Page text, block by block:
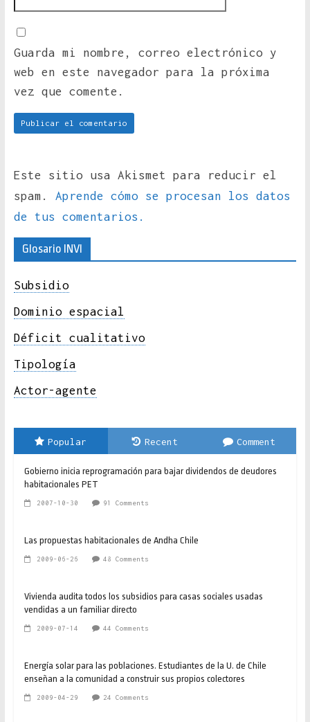
Guarda mi nombre, correo electrónico y
web en este navegador para la próxima
vez que comente.
Este sitio usa Akismet para reducir el
spam. Aprende cómo se procesan los datos
de tus comentarios.
Glosario INVI
Subsidio
Dominio espacial
Déficit cualitativo
Tipología
Actor-agente
Popular Recent Comment
Gobierno inicia reprogramación para bajar dividendos de deudores
habitacionales PET
2007-10-30 91 Comments
Las propuestas habitacionales de Andha Chile
2009-06-26 48 Comments
Vivienda audita todos los subsidios para casas sociales usadas
vendidas a un familiar directo
2009-07-14 44 Comments
Energía solar para las poblaciones. Estudiantes de la U. de Chile
enseñan a la comunidad a construir sus propios colectores
2009-04-29 24 Comments